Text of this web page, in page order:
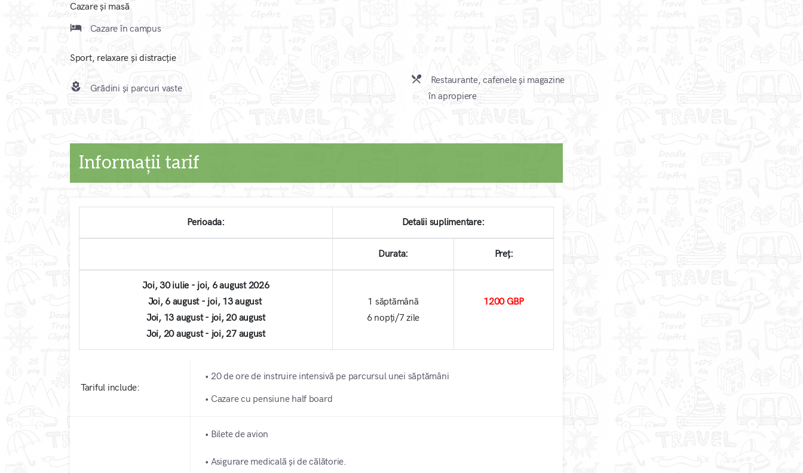
Cazare și masă
local_hotel Cazare în campus
Sport, relaxare și distracție
local_florist Grădini și parcuri vaste
local_dining
Restaurante, cafenele și magazine
în apropiere
Informații tarif
Perioada: Detalii suplimentare:
Durata: Preț:
Joi, 30 iulie - joi, 6 august 2026
Joi, 6 august - joi, 13 august
Joi, 13 august - joi, 20 august
Joi, 20 august - joi, 27 august
1 săptămână
6 nopți/7 zile
1200 GBP
Tariful include:
• 20 de ore de instruire intensivă pe parcursul unei săptămâni
• Cazare cu pensiune half board
• Bilete de avion
• Asigurare medicală și de călătorie.